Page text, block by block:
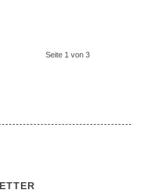
Seite 1 von 3